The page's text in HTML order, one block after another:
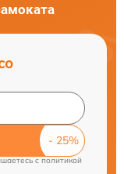
cполитикой